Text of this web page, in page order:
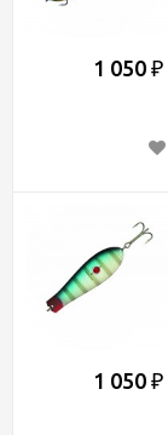
1 050 ₽
1 050 ₽